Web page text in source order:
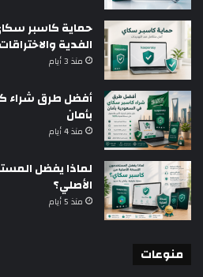
حماية كاسبر
الفدية
منذ 3 أيام
أفضل طرق شراء
بأمان
منذ 4 أيام
لماذا يفضل
الأصلي؟
منذ 5 أيام
منوعات